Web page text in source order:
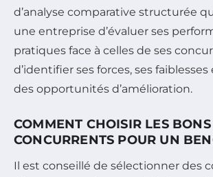
d’analyse comparative structurée
une entreprise d’évaluer ses
pratiques face à celles de ses
d’identifier ses forces, ses
des opportunités d’amélioration.
COMMENT CHOISIR LES BONS
CONCURRENTS POUR UN
Il est conseillé de sélectionner des